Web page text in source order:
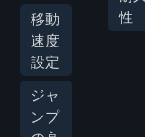
移動
速度
設定
ジャ
ンプ
性